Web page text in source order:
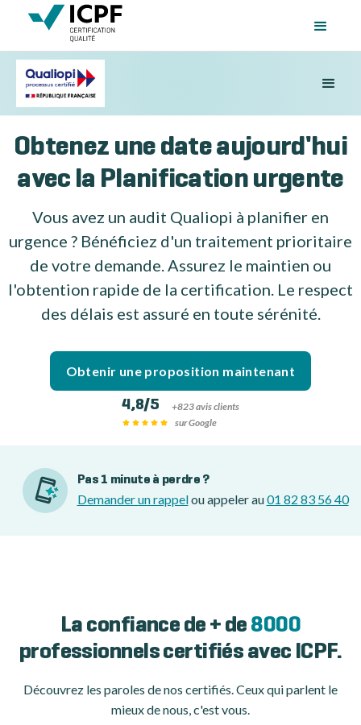
Obtenez une date aujourd'hui
avec la Planification urgente
Vous avez un audit Qualiopi à planifier en
urgence ? Bénéficiez d'un traitement prioritaire
de votre demande. Assurez le maintien ou
l'obtention rapide de la certification. Le respect
des délais est assuré en toute sérénité.
Obtenir une proposition maintenant
4,8/5
+823 avis clients
sur Google
Pas 1 minute à perdre ?
Demander un rappelou appeler au01 82 83 56 40
La confiance de + de 8000
professionnels certifiés avec ICPF.
Découvrez les paroles de nos certifiés. Ceux qui parlent le
mieux de nous, c'est vous.